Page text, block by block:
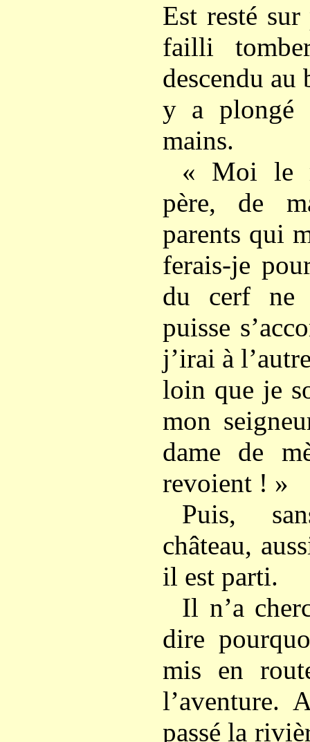
Est resté
failli
descendu
y a plongé
mains.
« Moi le
père, de
parents qui
ferais-je
du cerf ne
puisse
j’irai à
loin que je
mon
dame de
revoient ! »
Puis,
château,
il est parti.
Il n’a
dire
mis en
l’aventure.
passé la